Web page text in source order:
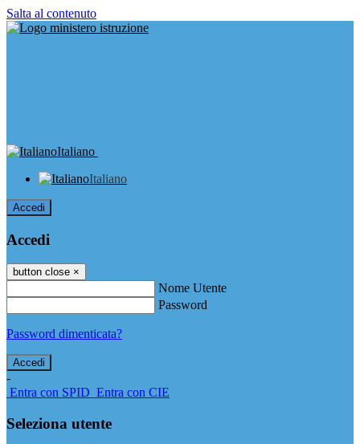
Salta al contenuto
Italiano
Italiano
Accedi
Accedi
button close ×
Nome Utente
Password
Password dimenticata?
-
Entra con SPID Entra con CIE
Seleziona utente